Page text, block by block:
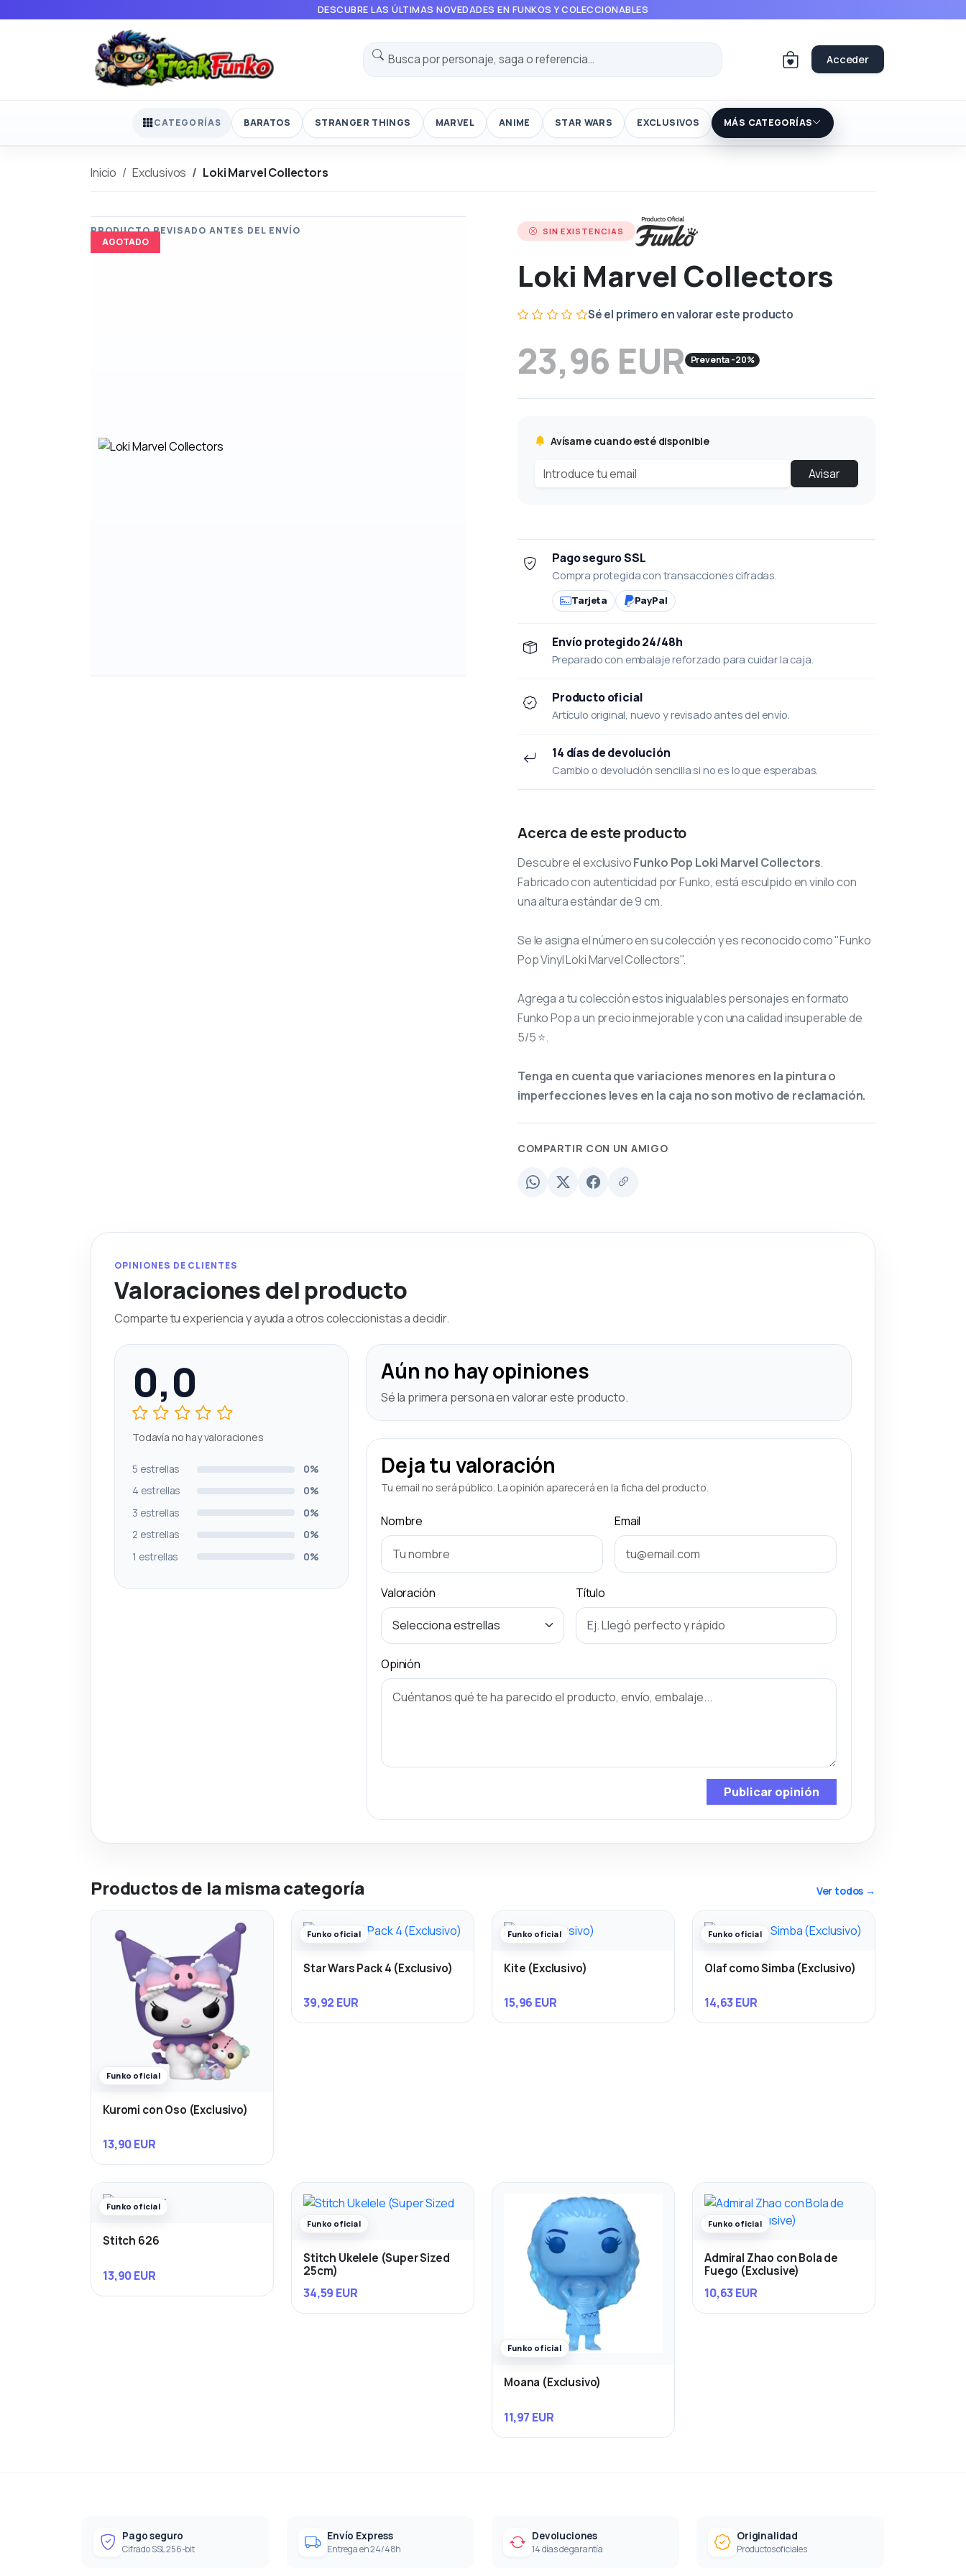
DESCUBRE LAS ÚLTIMAS NOVEDADES EN FUNKOS Y COLECCIONABLES
Acceder
CATEGORÍAS BARATOS STRANGER THINGS MARVEL ANIME STAR WARS EXCLUSIVOS MÁS CATEGORÍAS
Inicio Exclusivos Loki Marvel Collectors
AGOTADO
SIN EXISTENCIAS
Loki Marvel Collectors
Sé el primero en valorar este producto
23,96 EUR Preventa -20%
Avísame cuando esté disponible
Avisar
Pago seguro SSL
Compra protegida con transacciones cifradas.
Tarjeta PayPal
Envío protegido 24/48h
Preparado con embalaje reforzado para cuidar la caja.
Producto oficial
Artículo original, nuevo y revisado antes del envío.
14 días de devolución
Cambio o devolución sencilla si no es lo que esperabas.
Acerca de este producto
Descubre el exclusivoFunko Pop Loki Marvel Collectors.
Fabricado con autenticidad por Funko, está esculpido en vinilo con
una altura estándar de 9 cm.
Se le asigna el númeroen su colección y es reconocido como "Funko
Pop Vinyl Loki Marvel Collectors".
Agrega a tu colección estos inigualables personajes en formato
Funko Pop a un precio inmejorable y con una calidad insuperable de
5/5 ⭐.
Tenga en cuenta que variaciones menores en la pintura o
imperfecciones leves en la caja no son motivo de reclamación.
COMPARTIR CON UN AMIGO
OPINIONES DE CLIENTES
Valoraciones del producto
Comparte tu experiencia y ayuda a otros coleccionistas a decidir.
0,0
Todavía no hay valoraciones
5 estrellas
0%
4 estrellas
0%
3 estrellas
0%
2 estrellas
0%
1 estrellas
0%
Aún no hay opiniones
Sé la primera persona en valorar este producto.
Deja tu valoración
Tu email no será público. La opinión aparecerá en la ficha del producto.
Nombre Email
Valoración Título
Opinión
Publicar opinión
Productos de la misma categoría Ver todos →
Funko oficial
Kuromi con Oso (Exclusivo)
13,90 EUR
Funko oficial
Star Wars Pack 4 (Exclusivo)
39,92 EUR
Funko oficial
Kite (Exclusivo)
15,96 EUR
Funko oficial
Olaf como Simba (Exclusivo)
14,63 EUR
Funko oficial
Stitch 626
13,90 EUR
Funko oficial
Stitch Ukelele (Super Sized
25cm)
34,59 EUR
Funko oficial
Moana (Exclusivo)
11,97 EUR
Funko oficial
Admiral Zhao con Bola de
Fuego (Exclusive)
10,63 EUR
Pago seguro
Cifrado SSL 256-bit
Envío Express
Entrega en 24/48h
Devoluciones
14 días de garantía
Originalidad
Productos oficiales